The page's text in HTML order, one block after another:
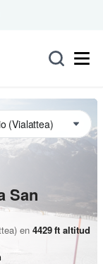
San
en 4429ft altitud